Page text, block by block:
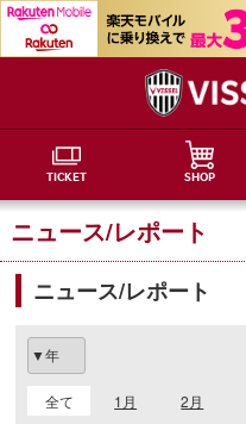
TICKET SHOP
ニュース/レポート
ニュース/レポート
全て 1月 2月